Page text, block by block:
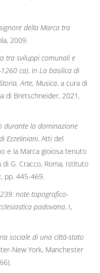
della Marca tra
2009.
tra sviluppi comunali e
ca), in La basilica di
Arte, Musica, a cura di
di Bretschneider, 2021,
durante la dominazione
Ezzeliniani, Atti del
e la Marca gioiosa tenuto
di G. Cracco, Roma, Istituto
pp. 445-469.
note topografico-
padovana, I,
sociale di una città-stato
New York, Manchester